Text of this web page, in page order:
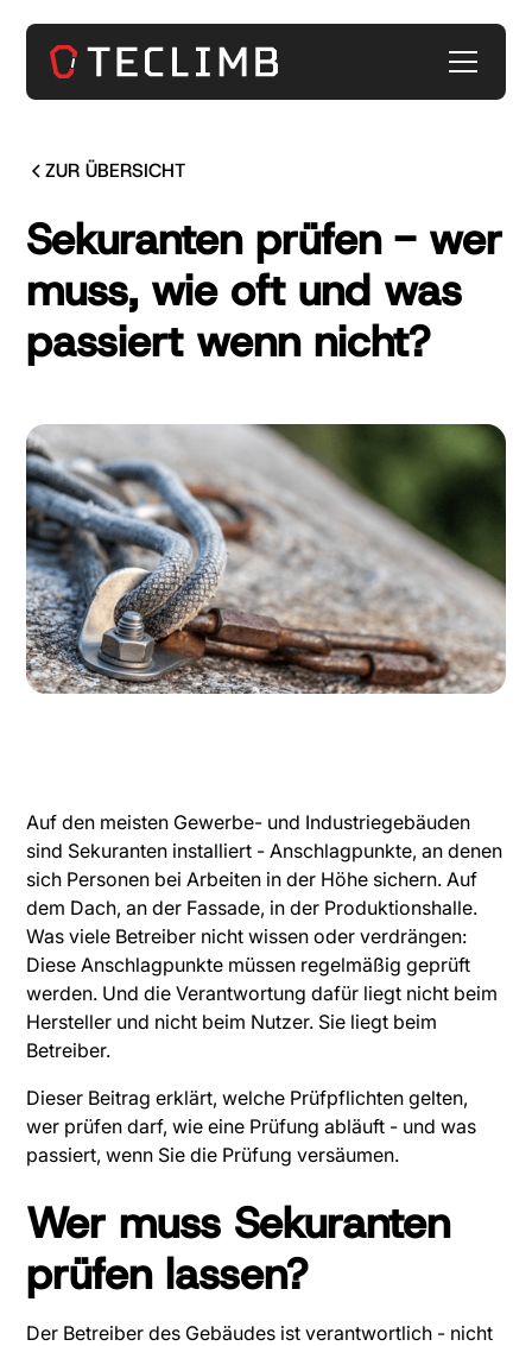
ZUR ÜBERSICHT
Sekuranten prüfen - wer
muss, wie oft und was
passiert wenn nicht?
Auf den meisten Gewerbe- und Industriegebäuden
sind Sekuranten installiert - Anschlagpunkte, an denen
sich Personen bei Arbeiten in der Höhe sichern. Auf
dem Dach, an der Fassade, in der Produktionshalle.
Was viele Betreiber nicht wissen oder verdrängen:
Diese Anschlagpunkte müssen regelmäßig geprüft
werden. Und die Verantwortung dafür liegt nicht beim
Hersteller und nicht beim Nutzer. Sie liegt beim
Betreiber.
Dieser Beitrag erklärt, welche Prüfpflichten gelten,
wer prüfen darf, wie eine Prüfung abläuft - und was
passiert, wenn Sie die Prüfung versäumen.
Wer muss Sekuranten
prüfen lassen?
Der Betreiber des Gebäudes ist verantwortlich - nicht